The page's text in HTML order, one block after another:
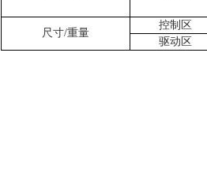
尺寸/重量
控制区
驱动区